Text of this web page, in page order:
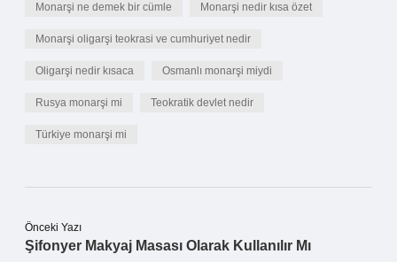
Monarşi ne demek bir cümle Monarşi nedir kısa özet
Monarşi oligarşi teokrasi ve cumhuriyet nedir
Oligarşi nedir kısaca Osmanlı monarşi miydi
Rusya monarşi mi Teokratik devlet nedir
Türkiye monarşi mi
Önceki Yazı
Şifonyer Makyaj Masası Olarak Kullanılır Mı